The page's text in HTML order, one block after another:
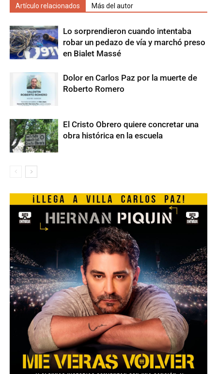
Artículo relacionados Más del autor
Lo sorprendieron cuando intentaba
robar un pedazo de vía y marchó preso
en Bialet Massé
Dolor en Carlos Paz por la muerte de
Roberto Romero
El Cristo Obrero quiere concretar una
obra histórica en la escuela